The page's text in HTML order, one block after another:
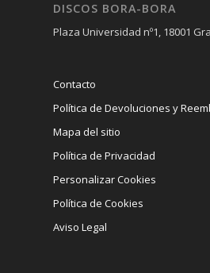
DISCOS BORA-BORA
Plaza Universidad nº1, 18001
Contacto
Política de Devoluciones y
Mapa del sitio
Política de Privacidad
Personalizar Cookies
Política de Cookies
Aviso Legal